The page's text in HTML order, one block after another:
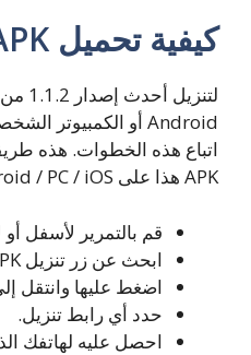
كيفية تحميل APK؟
اتباع هذه الخطوات. هذه
APK هذا على Android / PC / iOS.
قم بالتمرير لأسفل أو
ابحث عن زر تنزيل APK.
اضغط عليها وانتقل
حدد أي رابط تنزيل.
احصل عليه لهاتفك